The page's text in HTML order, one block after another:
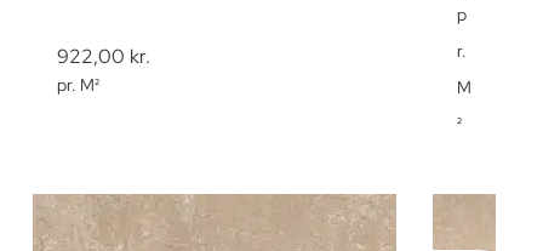
922,00 kr.
pr. M²
p
r.
M
²